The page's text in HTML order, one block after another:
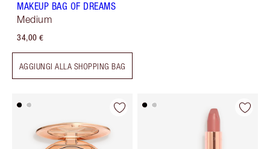
MAKEUP BAG OF DREAMS
Medium
34,00 €
AGGIUNGI ALLA SHOPPING BAG